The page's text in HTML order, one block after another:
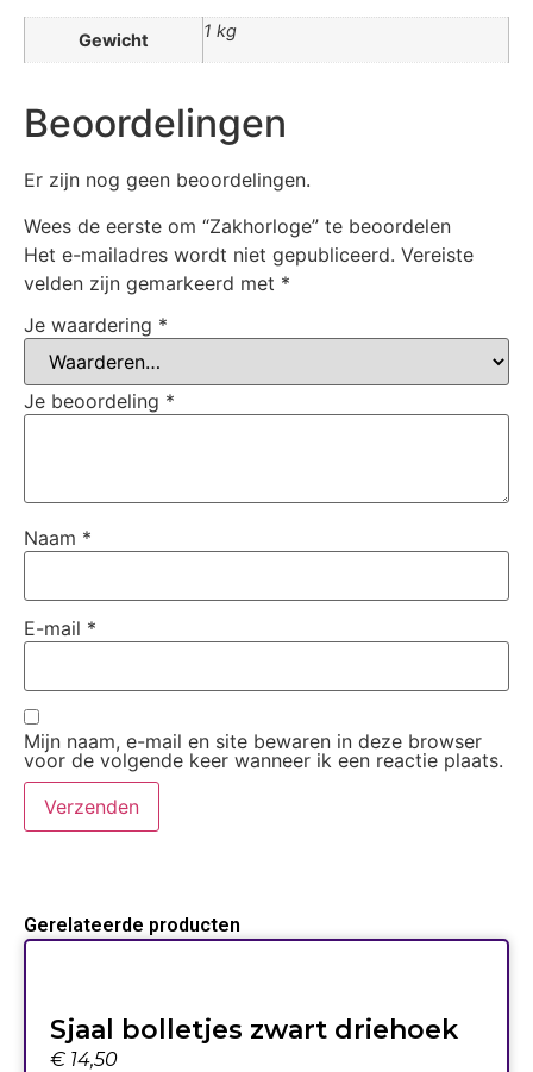
Gewicht 1 kg
Beoordelingen
Er zijn nog geen beoordelingen.
Wees de eerste om “Zakhorloge” te beoordelen
Het e-mailadres wordt niet gepubliceerd. Vereiste
velden zijn gemarkeerd met *
Je waardering *
Je beoordeling *
Naam *
E-mail *
Mijn naam, e-mail en site bewaren in deze browser
voor de volgende keer wanneer ik een reactie plaats.
Gerelateerde producten
Sjaal bolletjes zwart driehoek
€ 14,50